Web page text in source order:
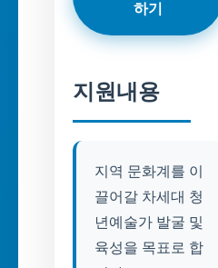
하기
지원내용
지역 문화계를 이
끌어갈 차세대 청
년예술가 발굴 및
육성을 목표로 합